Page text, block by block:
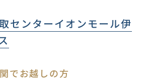
センターイオンモール伊
でお越しの方